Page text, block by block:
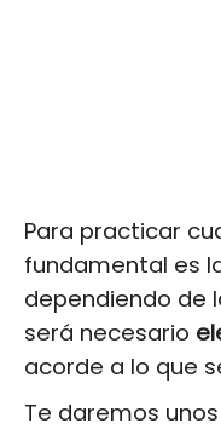
Para practicar
fundamental es
dependiendo de
será necesario
acorde a lo que
Te daremos unos